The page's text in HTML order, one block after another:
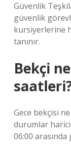
Güvenlik
güvenlik
kursiyerlerine
tanınır.
Bekçi
Gece bekçisi
durumlar
06:00